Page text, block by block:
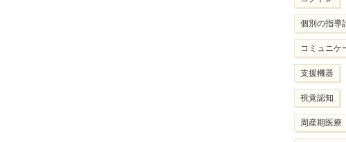
個別の指導
コミュニケ
支援機器
視覚認知
周産期医療